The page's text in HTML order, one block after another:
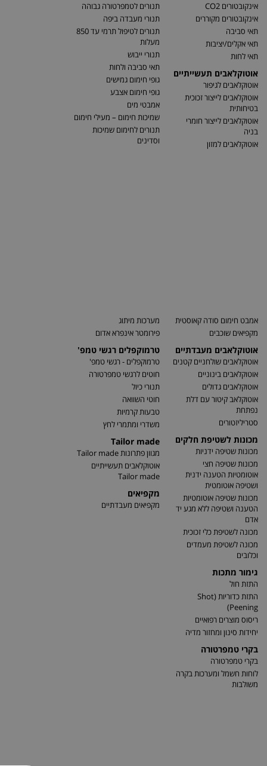
אינקובטורים CO2
אינקובטורים מקוררים
תאי סביבה
תאי אקלים/יציבות
תאי לחות
אוטוקלאבים תעשייתיים
אוטוקלאבים לגיפור
אוטוקלאבים לייצור זכוכית
בטיחותית
אוטוקלאבים לייצור חומרי
בניה
אוטוקלאבים למזון
תנורים לטמפרטורה גבוהה
תנורי מעבדה ביפה
תנורים לטיפול תרמי עד 850
מעלות
תנורי ייבוש
תאי סביבה ולחות
גופי חימום גמישים
גופי חימום אצבע
אמבטי מים
שמיכות חימום – מעילי חימום
תנורים לחימום שמיכות
וסדינים
אמבט חימום סודה קאוסטית
מקפיאים שוכבים
אוטוקלאבים מעבדתיים
אוטוקלאבים שולחניים קטנים
אוטוקלאבים בינוניים
אוטוקלאבים גדולים
אוטוקלאב קיטור עם דלת
נפתחת
סטריליזטורים
מכונות לשטיפת חלקים
מכונות שטיפה ידניות
מכונות שטיפה חצי
אוטומטיות הטענה ידנית
ושטיפה אוטומטית
מכונות שטיפה אוטומטיות
הטענה ושטיפה ללא מגע יד
אדם
מכונה לשטיפת כלי זכוכית
מכונה לשטיפת מעמדים
וכלובים
גימור מתכות
התזת חול
התזת כדוריות (Shot
Peening)
ריסוס מוצרים רפואיים
יחידות סינון ומחזור מדיה
בקרי טמפרטורה
בקרי טמפרטורה
לוחות חשמל ומערכות בקרה
משולבות
מערכות מיתוג
פירומטר אינפרא אדום
טרמוקפלים רגשי טמפ'
טרמוקפלים - רגשי טמפ'
חוטים לרגשי טמפרטורה
תנורי כיול
חוטי השוואה
טבעות קרמיות
משדרי ומתמרי לחץ
Tailor made
מגוון פתרונות Tailor made
אוטוקלאבים תעשייתיים
Tailor made
מקפיאים
מקפיאים מעבדתיים